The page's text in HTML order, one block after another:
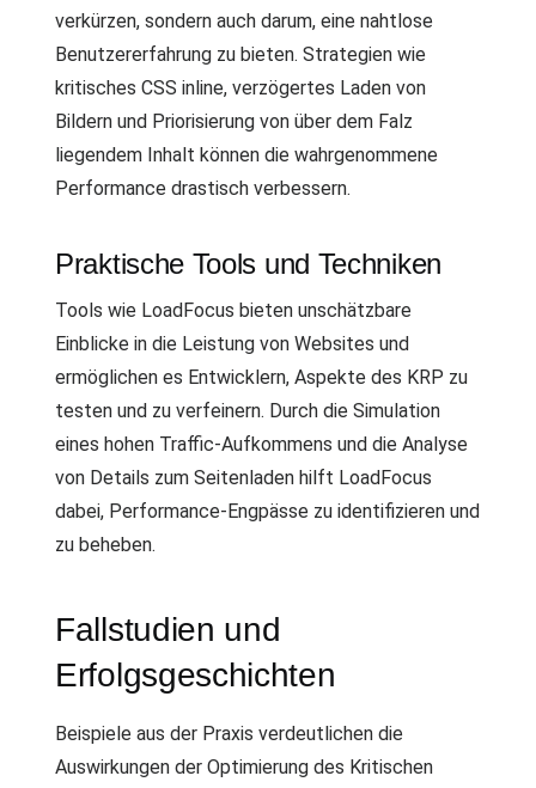
verkürzen, sondern auch darum, eine nahtlose
Benutzererfahrung zu bieten. Strategien wie
kritisches CSS inline, verzögertes Laden von
Bildern und Priorisierung von über dem Falz
liegendem Inhalt können die wahrgenommene
Performance drastisch verbessern.
Praktische Tools und Techniken
Tools wie LoadFocus bieten unschätzbare
Einblicke in die Leistung von Websites und
ermöglichen es Entwicklern, Aspekte des KRP zu
testen und zu verfeinern. Durch die Simulation
eines hohen Traffic-Aufkommens und die Analyse
von Details zum Seitenladen hilft LoadFocus
dabei, Performance-Engpässe zu identifizieren und
zu beheben.
Fallstudien und
Erfolgsgeschichten
Beispiele aus der Praxis verdeutlichen die
Auswirkungen der Optimierung des Kritischen